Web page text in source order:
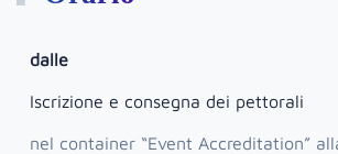
dalle
Iscrizione e consegna dei pettorali
nel container “Event Accreditation”